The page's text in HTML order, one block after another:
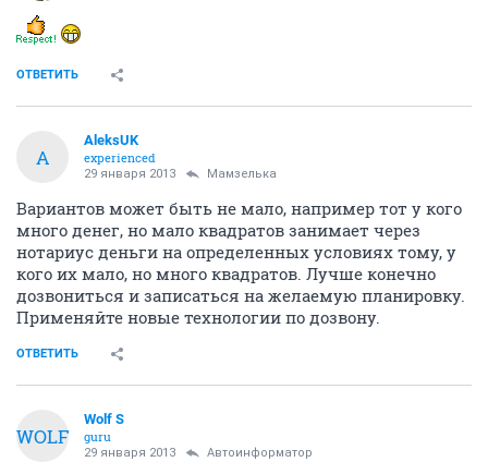
ОТВЕТИТЬ
A
AleksUK
experienced
29 января 2013 Мамзелька
Вариантов может быть не мало, например тот у кого
много денег, но мало квадратов занимает через
нотариус деньги на определенных условиях тому, у
кого их мало, но много квадратов. Лучше конечно
дозвониться и записаться на желаемую планировку.
Применяйте новые технологии по дозвону.
ОТВЕТИТЬ
WOLF
Wolf S
guru
29 января 2013 Автоинформатор